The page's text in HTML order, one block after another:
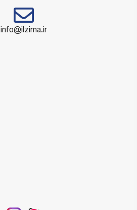
info@ilzima.ir